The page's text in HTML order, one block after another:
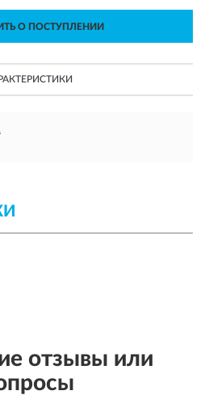
О ПОСТУПЛЕНИИ
отзывы или